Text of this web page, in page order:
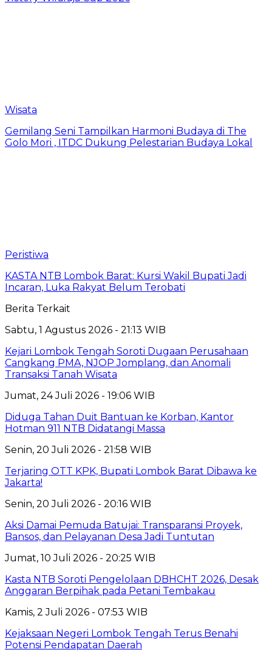
Wisata
Gemilang Seni Tampilkan Harmoni Budaya di The
Golo Mori , ITDC Dukung Pelestarian Budaya Lokal
Peristiwa
KASTA NTB Lombok Barat: Kursi Wakil Bupati Jadi
Incaran, Luka Rakyat Belum Terobati
Berita Terkait
Sabtu, 1 Agustus 2026 - 21:13 WIB
Kejari Lombok Tengah Soroti Dugaan Perusahaan
Cangkang PMA, NJOP Jomplang, dan Anomali
Transaksi Tanah Wisata
Jumat, 24 Juli 2026 - 19:06 WIB
Diduga Tahan Duit Bantuan ke Korban, Kantor
Hotman 911 NTB Didatangi Massa
Senin, 20 Juli 2026 - 21:58 WIB
Terjaring OTT KPK, Bupati Lombok Barat Dibawa ke
Jakarta!
Senin, 20 Juli 2026 - 20:16 WIB
Aksi Damai Pemuda Batujai: Transparansi Proyek,
Bansos, dan Pelayanan Desa Jadi Tuntutan
Jumat, 10 Juli 2026 - 20:25 WIB
Kasta NTB Soroti Pengelolaan DBHCHT 2026, Desak
Anggaran Berpihak pada Petani Tembakau
Kamis, 2 Juli 2026 - 07:53 WIB
Kejaksaan Negeri Lombok Tengah Terus Benahi
Potensi Pendapatan Daerah